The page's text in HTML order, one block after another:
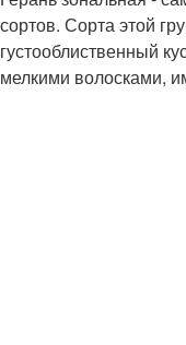
сортов. Сорта этой
густооблиственный
мелкими волосками,